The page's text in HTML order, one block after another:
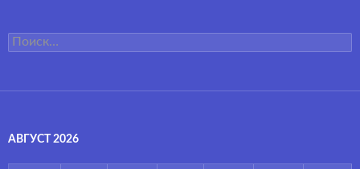
Найти:
АВГУСТ 2026